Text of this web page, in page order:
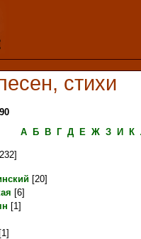
стихи
А
Б В Г Д Е Ж З И К
[20]
[6]
[1]
[1]